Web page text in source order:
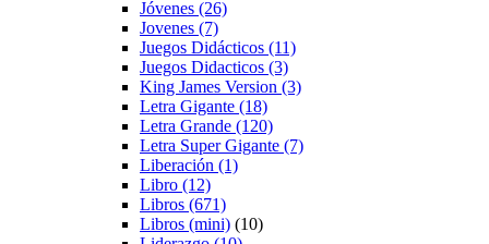
Jóvenes (26)
Jovenes (7)
Juegos Didácticos (11)
Juegos Didacticos (3)
King James Version (3)
Letra Gigante (18)
Letra Grande (120)
Letra Super Gigante (7)
Liberación (1)
Libro (12)
Libros (671)
Libros (mini) (10)